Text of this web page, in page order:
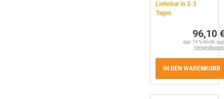
Lieferbar in 2-3
Tagen
96,10
zzgl. 19 % MwSt.
IN DEN WARENKORB